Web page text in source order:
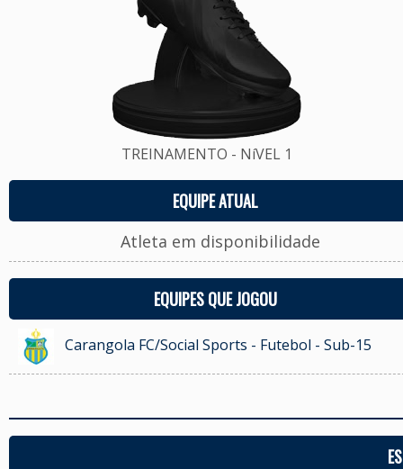
TREINAMENTO - NíVEL 1
EQUIPE ATUAL
Atleta em disponibilidade
EQUIPES QUE JOGOU
Carangola FC/Social Sports - Futebol - Sub-15